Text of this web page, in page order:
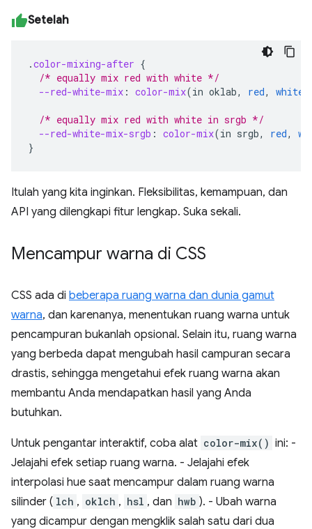
Setelah
.color-mixing-after {
/* equally mix red with white */
--red-white-mix : color-mix(in oklab, red, white
/* equally mix red with white in srgb */
--red-white-mix-srgb : color-mix(in srgb, red,
}
Itulah yang kita inginkan. Fleksibilitas, kemampuan, dan
API yang dilengkapi fitur lengkap. Suka sekali.
Mencampur warna di CSS
CSS ada di beberapa ruang warna dan dunia gamut
warna, dan karenanya, menentukan ruang warna untuk
pencampuran bukanlah opsional. Selain itu, ruang warna
yang berbeda dapat mengubah hasil campuran secara
drastis, sehingga mengetahui efek ruang warna akan
membantu Anda mendapatkan hasil yang Anda
butuhkan.
Untuk pengantar interaktif, coba alat color-mix() ini: -
Jelajahi efek setiap ruang warna. - Jelajahi efek
interpolasi hue saat mencampur dalam ruang warna
silinder ( lch , oklch , hsl , dan hwb ). - Ubah warna
yang dicampur dengan mengklik salah satu dari dua